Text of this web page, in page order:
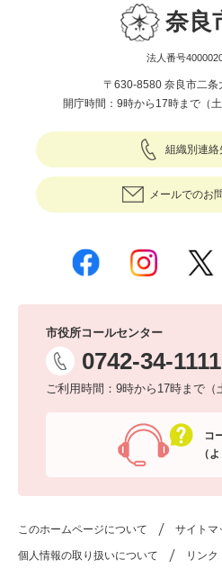
奈良
法人番号
〒630-8580 奈良市二条
開庁時間：9時から17時まで（
組織別連絡
メールでのお
市役所コールセンター
0742-34-1111
ご利用時間：9時から17時まで（
コ
（
このホームページについて サイトマ
個人情報の取り扱いについて リンク